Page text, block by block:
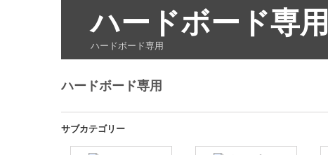
ハードボード専用
ハードボード専用
ハードボード専用
サブカテゴリー